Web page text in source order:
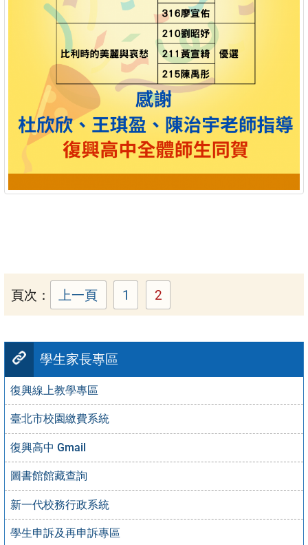
學生家長專區
復興線上教學專區
臺北市校園繳費系統
復興高中 Gmail
圖書館館藏查詢
新一代校務行政系統
學生申訴及再申訴專區
頁次： 上一頁 頁次：
1 2